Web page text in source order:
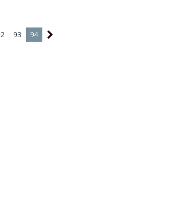
93 94